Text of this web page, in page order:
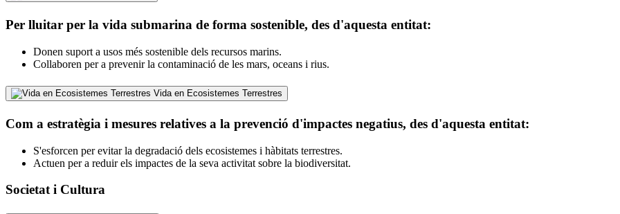
Per lluitar per la vida submarina de forma sostenible, des d'aquesta entitat:
Donen suport a usos més sostenible dels recursos marins.
Collaboren per a prevenir la contaminació de les mars, oceans i rius.
Vida en Ecosistemes Terrestres
Com a estratègia i mesures relatives a la prevenció d'impactes negatius, des d'aquesta entitat:
S'esforcen per evitar la degradació dels ecosistemes i hàbitats terrestres.
Actuen per a reduir els impactes de la seva activitat sobre la biodiversitat.
Societat i Cultura